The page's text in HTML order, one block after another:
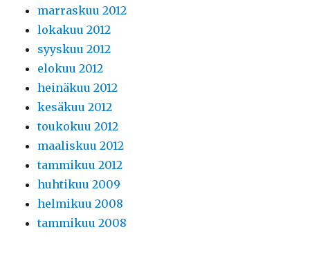
marraskuu 2012
lokakuu 2012
syyskuu 2012
elokuu 2012
heinäkuu 2012
kesäkuu 2012
toukokuu 2012
maaliskuu 2012
tammikuu 2012
huhtikuu 2009
helmikuu 2008
tammikuu 2008